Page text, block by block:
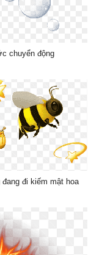
chuyển động
đi kiếm mật hoa